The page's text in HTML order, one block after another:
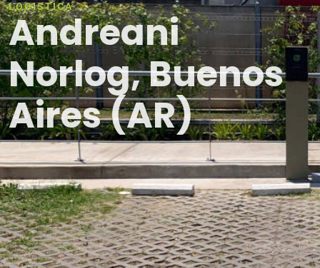
LOGISTICA
Andreani
Norlog, Buenos
Aires (AR)